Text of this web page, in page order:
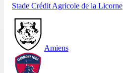
Stade Crédit Agricole de la Licorne
Amiens